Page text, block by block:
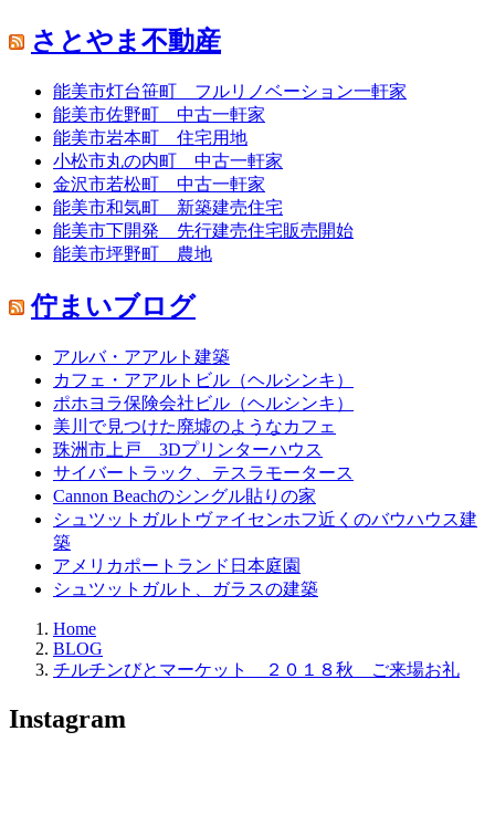
さとやま不動産
能美市灯台笹町 フルリノベーション一軒家
能美市佐野町 中古一軒家
能美市岩本町 住宅用地
小松市丸の内町 中古一軒家
金沢市若松町 中古一軒家
能美市和気町 新築建売住宅
能美市下開発 先行建売住宅販売開始
能美市坪野町 農地
佇まいブログ
アルバ・アアルト建築
カフェ・アアルトビル（ヘルシンキ）
ポホヨラ保険会社ビル（ヘルシンキ）
美川で見つけた廃墟のようなカフェ
珠洲市上戸 3Dプリンターハウス
サイバートラック、テスラモータース
Cannon Beachのシングル貼りの家
シュツットガルトヴァイセンホフ近くのバウハウス建
築
アメリカポートランド日本庭園
シュツットガルト、ガラスの建築
Home
BLOG
チルチンびとマーケット ２０１８秋 ご来場お礼
Instagram